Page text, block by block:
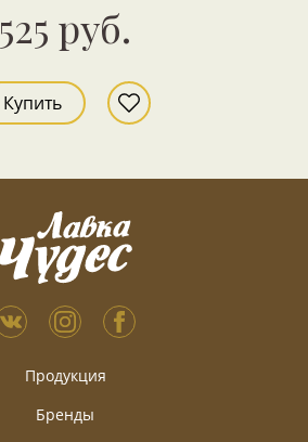
525 руб.
Купить
Продукция
Бренды